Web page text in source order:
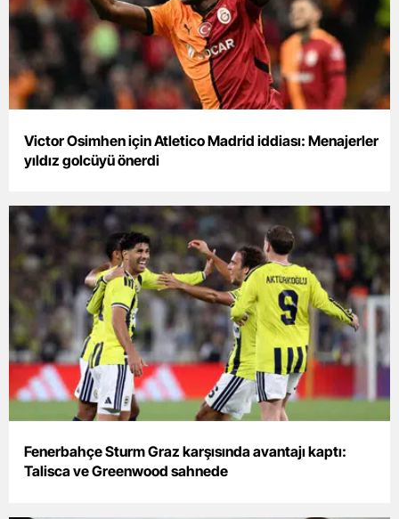
Hakkari
Hatay
Isparta
Kars
Kastamonu
Kayseri
Kırklareli
Kırşehir
Kocaeli
Konya
Victor Osimhen için Atletico Madrid iddiası: Menajerler
yıldız golcüyü önerdi
Fenerbahçe Sturm Graz karşısında avantajı kaptı:
Talisca ve Greenwood sahnede